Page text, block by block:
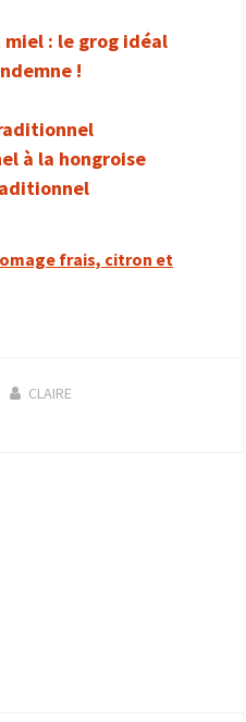
: le grog idéal
!
à la hongroise
frais, citron et
CLAIRE